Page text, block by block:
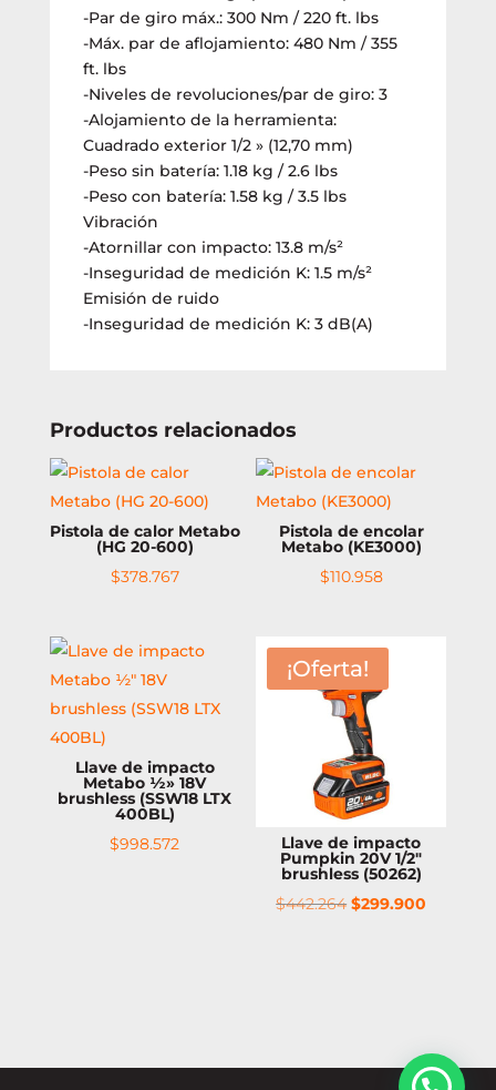
cantidad
-Par de giro máx.: 300 Nm / 220 ft. lbs
-Máx. par de aflojamiento: 480 Nm / 355
ft. lbs
-Niveles de revoluciones/par de giro: 3
-Alojamiento de la herramienta:
Cuadrado exterior 1/2 » (12,70 mm)
-Peso sin batería: 1.18 kg / 2.6 lbs
-Peso con batería: 1.58 kg / 3.5 lbs
Vibración
-Atornillar con impacto: 13.8 m/s²
-Inseguridad de medición K: 1.5 m/s²
Emisión de ruido
-Inseguridad de medición K: 3 dB(A)
Productos relacionados
Pistola de calor Metabo
(HG 20-600)
$378.767
Pistola de encolar
Metabo (KE3000)
$110.958
Llave de impacto
Metabo ½» 18V
brushless (SSW18 LTX
400BL)
$998.572
¡Oferta!
Llave de impacto
Pumpkin 20V 1/2″
brushless (50262)
$442.264 El
$299.900